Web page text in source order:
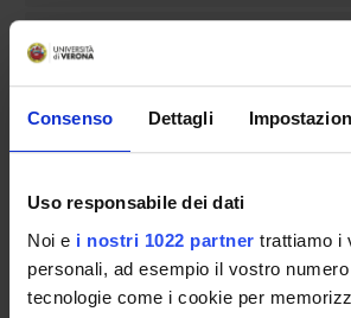
Consenso Dettagli
Uso responsabile dei dati
Noi e i nostri 1022 partner trattiamo i
personali, ad esempio il vostro
tecnologie come i cookie per
GOVERNANCE
COMMISSIONI